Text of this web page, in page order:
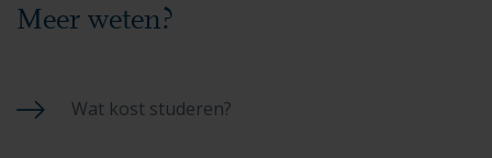
Meer weten?
Wat kost studeren?